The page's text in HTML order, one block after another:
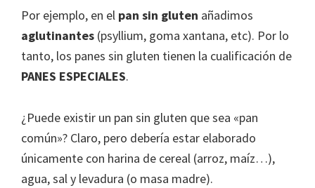
Por ejemplo, en el pan sin gluten añadimos
aglutinantes (psyllium, goma xantana, etc). Por lo
tanto, los panes sin gluten tienen la cualificación de
PANES ESPECIALES.
¿Puede existir un pan sin gluten que sea «pan
común»? Claro, pero debería estar elaborado
únicamente con harina de cereal (arroz, maíz…),
agua, sal y levadura (o masa madre).